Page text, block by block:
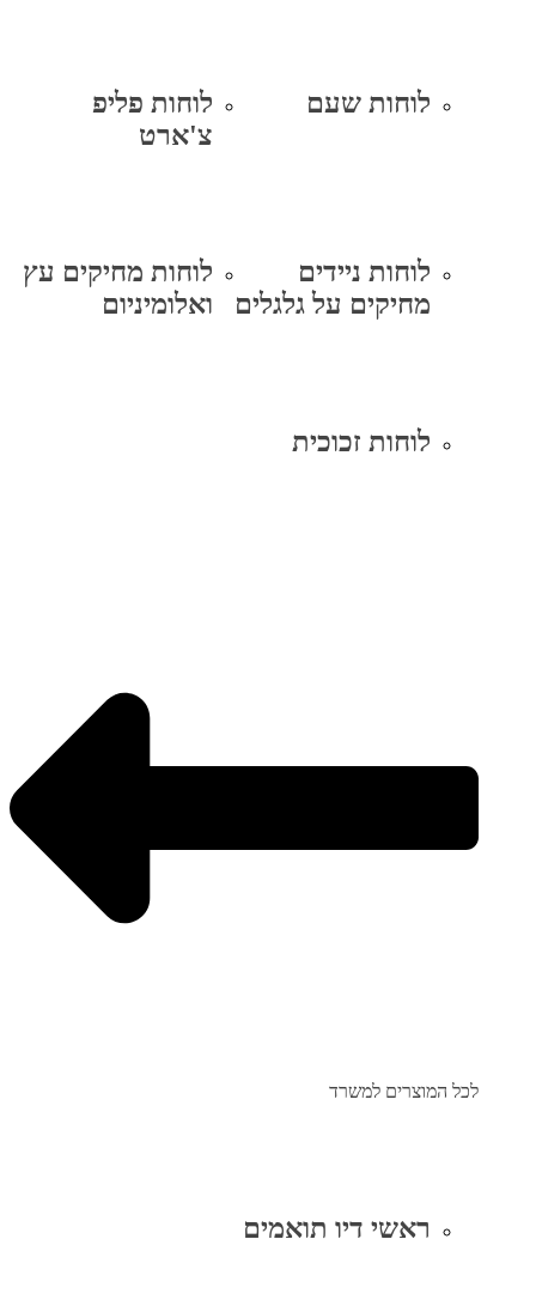
לוחות שעם
לוחות פליפ
צ'ארט
לוחות ניידים
מחיקים על גלגלים
לוחות מחיקים עץ
ואלומיניום
לוחות זכוכית
לכל המוצרים למשרד
ראשי דיו תואמים